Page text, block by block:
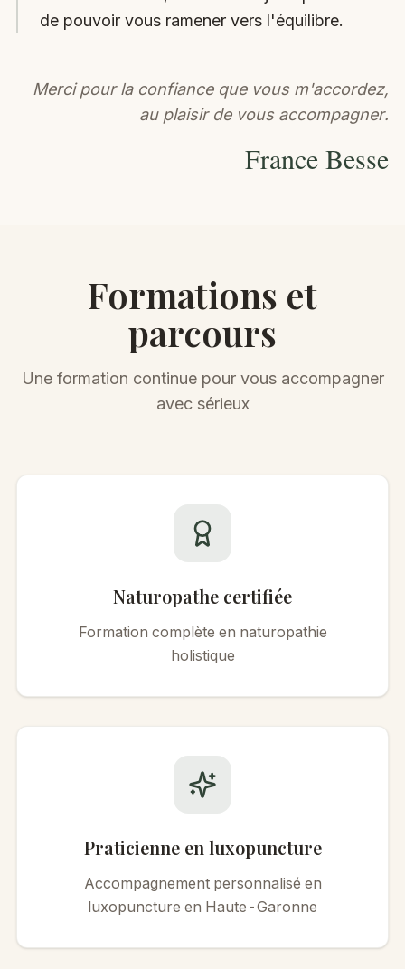
de pouvoir vous ramener vers l'équilibre.
Merci pour la confiance que vous m'accordez,
au plaisir de vous accompagner.
France Besse
Formations et
parcours
Une formation continue pour vous accompagner
avec sérieux
Naturopathe certifiée
Formation complète en naturopathie
holistique
Praticienne en luxopuncture
Accompagnement personnalisé en
luxopuncture en Haute-Garonne